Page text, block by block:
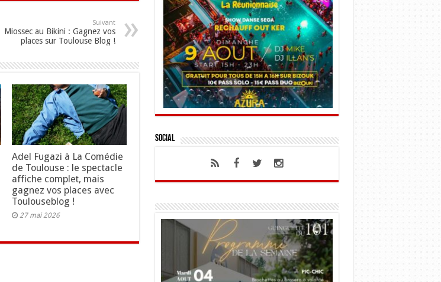
Suivant
Miossec au Bikini : Gagnez vos
places sur Toulouse Blog !
Adel Fugazi à La Comédie
de Toulouse : le spectacle
affiche complet, mais
gagnez vos places avec
Toulouseblog !
27 mai 2026
Social